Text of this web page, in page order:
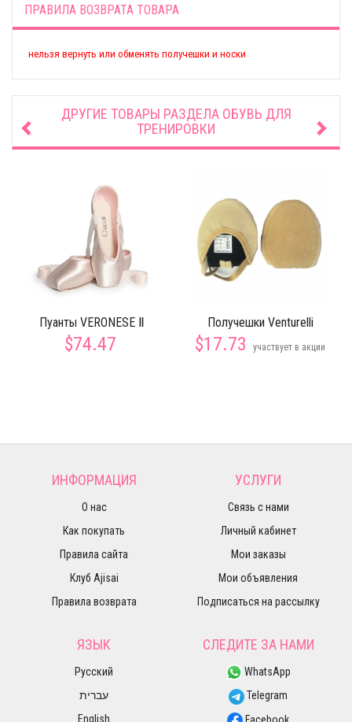
ПРАВИЛА ВОЗВРАТА ТОВАРА
нельзя вернуть или обменять получешки и носки
ДРУГИЕ ТОВАРЫ РАЗДЕЛА ОБУВЬ ДЛЯ
ТРЕНИРОВКИ
Пуанты VERONESE Ⅱ
$74.47
Получешки Venturelli
$17.73 участвует в акции
ИНФОРМАЦИЯ
О нас
Как покупать
Правила сайта
Клуб Ajisai
Правила возврата
УСЛУГИ
Связь с нами
Личный кабинет
Мои заказы
Мои объявления
Подписаться на рассылку
ЯЗЫК
Русский
עברית
English
СЛЕДИТЕ ЗА НАМИ
WhatsApp
Telegram
Facebook